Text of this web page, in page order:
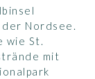
Nordsee.
wie St.
mit